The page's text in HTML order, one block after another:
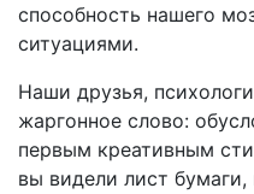
способность нашего
ситуациями.
Наши друзья,
жаргонное слово:
первым креативным
вы видели лист